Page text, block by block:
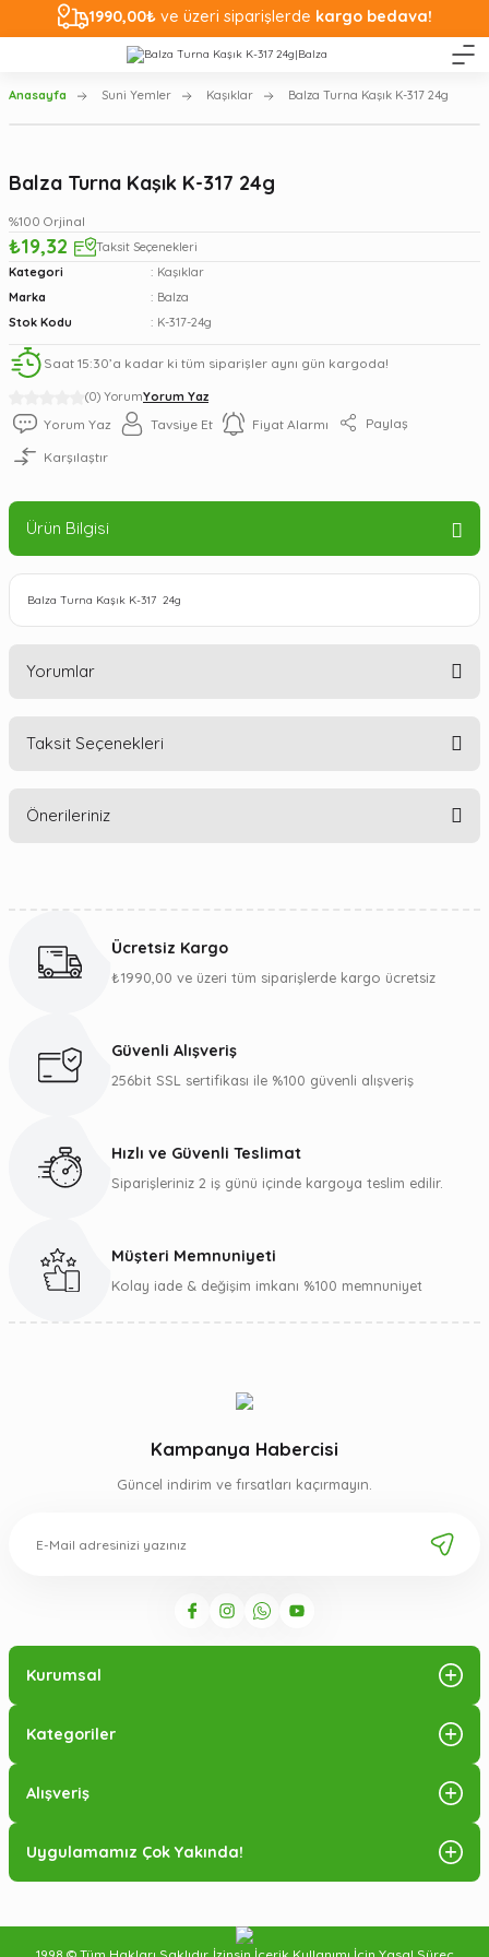
1990,00₺ ve üzeri siparişlerde kargo bedava!
Anasayfa Suni Yemler Kaşıklar Balza Turna Kaşık K-317 24g
(0) YorumYorum Yaz
Balza Turna Kaşık K-317 24g
%100 Orjinal
₺19,32
Taksit Seçenekleri
Kategori
Kaşıklar
Marka
Balza
Stok Kodu
K-317-24g
Saat 15:30’a kadar ki tüm siparişler aynı gün kargoda!
Yorum Yaz Tavsiye Et Fiyat Alarmı Paylaş
Karşılaştır
Ürün Bilgisi
Balza Turna Kaşık K-317 24g
Yorumlar
Taksit Seçenekleri
Önerileriniz
Görüş ve önerileriniz için teşekkür ederiz.
Ürün bilgilerinde hatalar bulunuyor.
Gönder
Ücretsiz Kargo
₺1990,00 ve üzeri tüm siparişlerde kargo ücretsiz
Güvenli Alışveriş
256bit SSL sertifikası ile %100 güvenli alışveriş
Hızlı ve Güvenli Teslimat
Siparişleriniz 2 iş günü içinde kargoya teslim edilir.
Müşteri Memnuniyeti
Kolay iade & değişim imkanı %100 memnuniyet
Kampanya Habercisi
Güncel indirim ve fırsatları kaçırmayın.
Kurumsal
Kategoriler
Alışveriş
Uygulamamız Çok Yakında!